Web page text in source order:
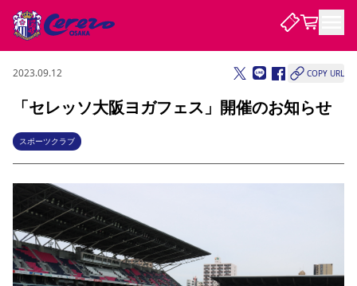
試合・チーム
試合について
試合日程 / 結果 順位表
チームについて
選手・スタッフ スケジュール
アカデミー
ハナサカプレーヤー
観戦する
チケット
チケット情報 販売スケジュール
シーズンシート 法人シーズンシート
特定興行入場券
譲渡サービス リセールサービス
観戦ガイド
クラブを知る
セレッソ大阪について
クラブ紹介 沿革 シーズン記録 求人情報
ファンクラブ
2023.09.12 COPY URL
「セレッソ大阪ヨガフェス」開催のお知らせ
スポーツクラブ